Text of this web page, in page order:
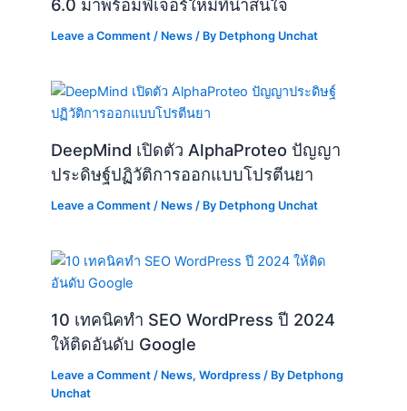
6.0 มาพร้อมฟีเจอร์ใหม่ที่น่าสนใจ
Leave a Comment / News / By Detphong Unchat
DeepMind เปิดตัว AlphaProteo ปัญญา
ประดิษฐ์ปฏิวัติการออกแบบโปรตีนยา
Leave a Comment / News / By Detphong Unchat
10 เทคนิคทำ SEO WordPress ปี 2024
ให้ติดอันดับ Google
Leave a Comment / News,Wordpress / By Detphong
Unchat